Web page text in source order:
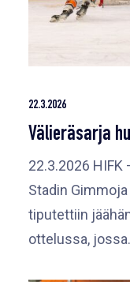
22.3.2026
Välieräsarja
22.3.2026 HIFK
Stadin
tiputettiin
ottelussa,